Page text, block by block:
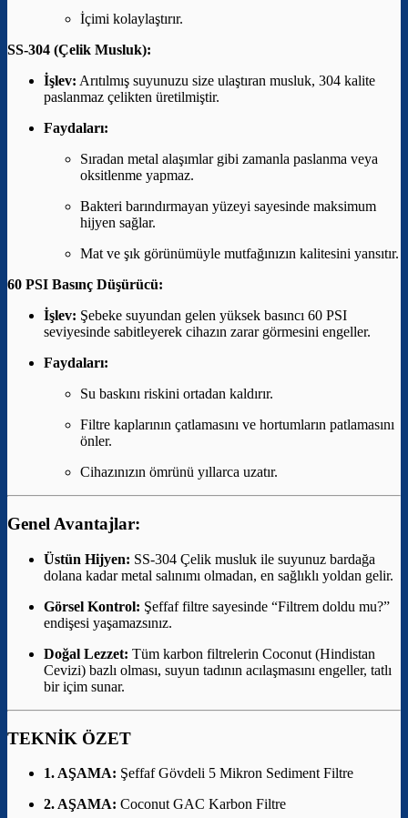
İçimi kolaylaştırır.
SS-304 (Çelik Musluk):
İşlev: Arıtılmış suyunuzu size ulaştıran musluk, 304 kalite
paslanmaz çelikten üretilmiştir.
Faydaları:
Sıradan metal alaşımlar gibi zamanla paslanma veya
oksitlenme yapmaz.
Bakteri barındırmayan yüzeyi sayesinde maksimum
hijyen sağlar.
Mat ve şık görünümüyle mutfağınızın kalitesini yansıtır.
60 PSI Basınç Düşürücü:
İşlev: Şebeke suyundan gelen yüksek basıncı 60 PSI
seviyesinde sabitleyerek cihazın zarar görmesini engeller.
Faydaları:
Su baskını riskini ortadan kaldırır.
Filtre kaplarının çatlamasını ve hortumların patlamasını
önler.
Cihazınızın ömrünü yıllarca uzatır.
Genel Avantajlar:
Üstün Hijyen: SS-304 Çelik musluk ile suyunuz bardağa
dolana kadar metal salınımı olmadan, en sağlıklı yoldan gelir.
Görsel Kontrol: Şeffaf filtre sayesinde “Filtrem doldu mu?”
endişesi yaşamazsınız.
Doğal Lezzet: Tüm karbon filtrelerin Coconut (Hindistan
Cevizi) bazlı olması, suyun tadının acılaşmasını engeller, tatlı
bir içim sunar.
TEKNİK ÖZET
1. AŞAMA: Şeffaf Gövdeli 5 Mikron Sediment Filtre
2. AŞAMA: Coconut GAC Karbon Filtre